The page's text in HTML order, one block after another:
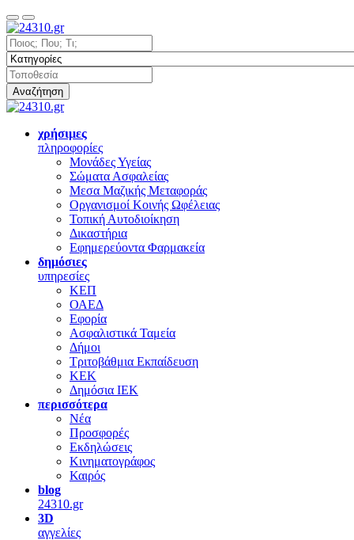
Αναζήτηση
χρήσιμες
πληροφορίες
Μονάδες Υγείας
Σώματα Ασφαλείας
Μεσα Μαζικής Μεταφοράς
Οργανισμοί Κοινής Ωφέλειας
Τοπική Αυτοδιοίκηση
Δικαστήρια
Εφημερεύοντα Φαρμακεία
δημόσιες
υπηρεσίες
ΚΕΠ
ΟΑΕΔ
Εφορία
Ασφαλιστικά Ταμεία
Δήμοι
Τριτοβάθμια Εκπαίδευση
ΚΕΚ
Δημόσια ΙΕΚ
περισσότερα
Νέα
Προσφορές
Εκδηλώσεις
Κινηματογράφος
Καιρός
blog
24310.gr
3D
αγγελίες